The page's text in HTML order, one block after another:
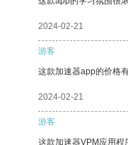
2024-02-21
游客
这款加速器app的价格
2024-02-21
游客
这款加速器VPM应用程